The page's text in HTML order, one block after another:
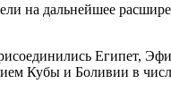
на дальнейшее
Египет,
Кубы и Боливии в